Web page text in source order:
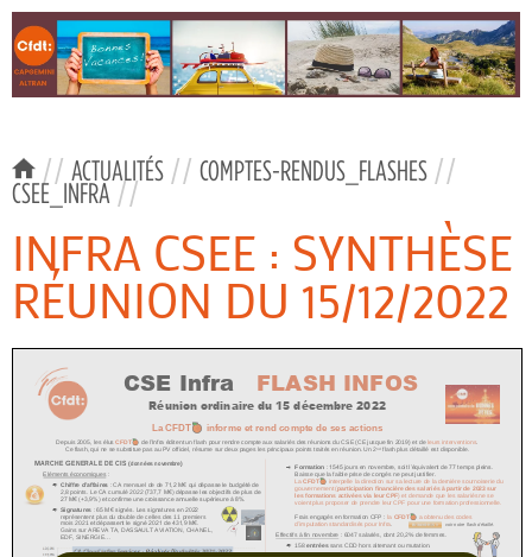
// ACTUALITÉS // COMPTES-RENDUS_FLASHES //
CSEE_INFRA //
INFRA CSEE : SYNTHÈSE
RÉUNION DU 15/12/2022